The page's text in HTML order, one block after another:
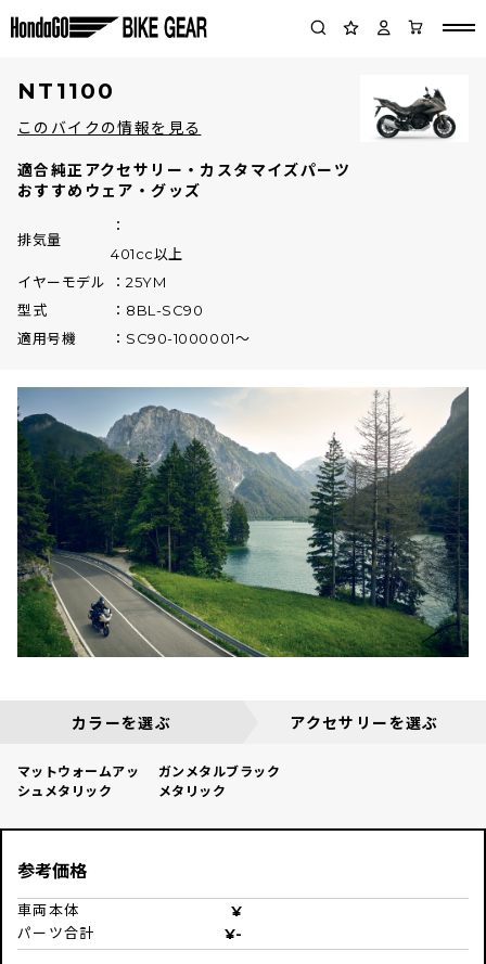
NT1100
このバイクの情報を見る
適合純正アクセサリー・カスタマイズパーツ
おすすめウェア・グッズ
排気量
401cc以上
イヤーモデル
25YM
型式
8BL-SC90
適用号機
SC90-1000001～
カラーを選ぶ アクセサリーを選ぶ
マットウォームアッ
シュメタリック
ガンメタルブラック
メタリック
参考価格
車両本体
パーツ合計
-